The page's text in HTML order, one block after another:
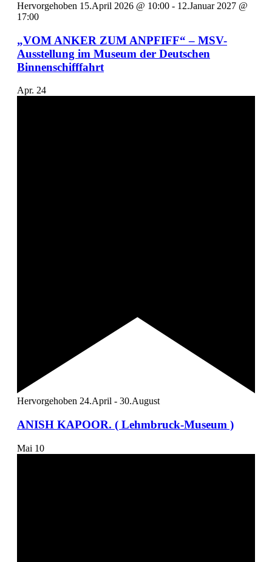
Hervorgehoben 15.April 2026 @ 10:00 - 12.Januar 2027 @
17:00
„VOM ANKER ZUM ANPFIFF“ – MSV-
Ausstellung im Museum der Deutschen
Binnenschifffahrt
Apr. 24
Hervorgehoben 24.April - 30.August
ANISH KAPOOR. ( Lehmbruck-Museum )
Mai 10